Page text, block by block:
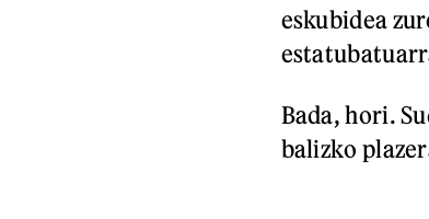
eskubidea
Bada, hori.
balizko